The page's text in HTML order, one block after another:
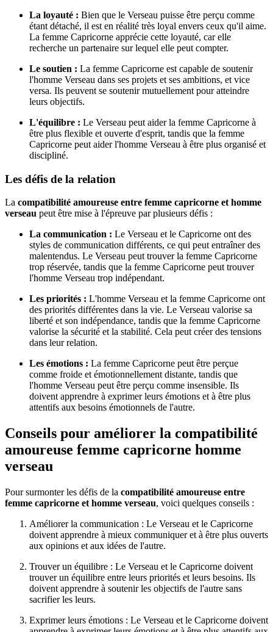
La loyauté : Bien que le Verseau puisse être perçu comme
étant détaché, il est en réalité très loyal envers ceux qu'il aime.
La femme Capricorne apprécie cette loyauté, car elle
recherche un partenaire sur lequel elle peut compter.
Le soutien : La femme Capricorne est capable de soutenir
l'homme Verseau dans ses projets et ses ambitions, et vice
versa. Ils peuvent se soutenir mutuellement pour atteindre
leurs objectifs.
L'équilibre : Le Verseau peut aider la femme Capricorne à
être plus flexible et ouverte d'esprit, tandis que la femme
Capricorne peut aider l'homme Verseau à être plus organisé et
discipliné.
Les défis de la relation
La compatibilité amoureuse entre femme capricorne et homme
verseau peut être mise à l'épreuve par plusieurs défis :
La communication : Le Verseau et le Capricorne ont des
styles de communication différents, ce qui peut entraîner des
malentendus. Le Verseau peut trouver la femme Capricorne
trop réservée, tandis que la femme Capricorne peut trouver
l'homme Verseau trop indépendant.
Les priorités : L'homme Verseau et la femme Capricorne ont
des priorités différentes dans la vie. Le Verseau valorise sa
liberté et son indépendance, tandis que la femme Capricorne
valorise la sécurité et la stabilité. Cela peut créer des tensions
dans leur relation.
Les émotions : La femme Capricorne peut être perçue
comme froide et émotionnellement distante, tandis que
l'homme Verseau peut être perçu comme insensible. Ils
doivent apprendre à exprimer leurs émotions et à être plus
attentifs aux besoins émotionnels de l'autre.
Conseils pour améliorer la compatibilité
amoureuse femme capricorne homme
verseau
Pour surmonter les défis de la compatibilité amoureuse entre
femme capricorne et homme verseau, voici quelques conseils :
Améliorer la communication : Le Verseau et le Capricorne
doivent apprendre à mieux communiquer et à être plus ouverts
aux opinions et aux idées de l'autre.
Trouver un équilibre : Le Verseau et le Capricorne doivent
trouver un équilibre entre leurs priorités et leurs besoins. Ils
doivent apprendre à soutenir les objectifs de l'autre sans
sacrifier les leurs.
Exprimer leurs émotions : Le Verseau et le Capricorne doivent